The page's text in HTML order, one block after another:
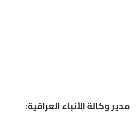
مدير وكالة الأنباء العراقية: